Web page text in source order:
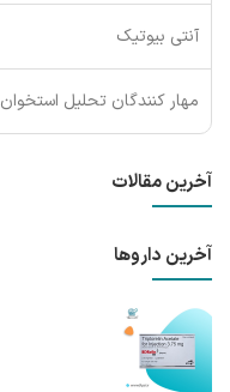
آنتی بیوتیک
مهار کنندگان تحلیل استخوان
آخرین مقالات
آخرین داروها